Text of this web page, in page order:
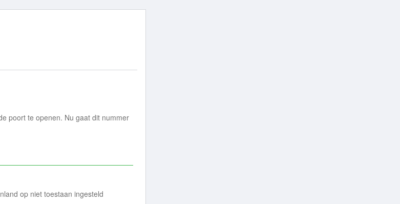
poort te openen. Nu gaat dit nummer
op niet toestaan ingesteld